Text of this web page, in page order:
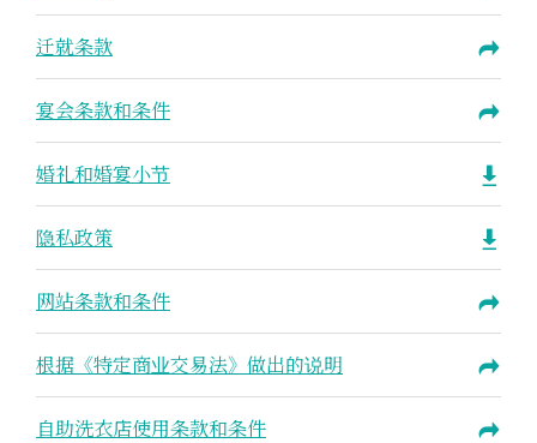
迁就条款
宴会条款和条件
婚礼和婚宴小节
隐私政策
网站条款和条件
根据《特定商业交易法》做出的说明
自助洗衣店使用条款和条件